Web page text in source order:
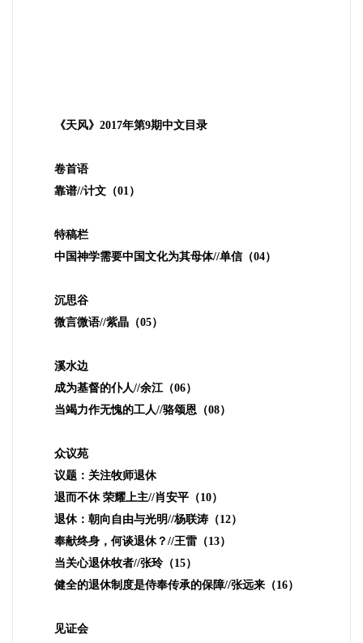
《天风》 2017年第9期中文目录
卷首语
靠谱//计文（01）
特稿栏
中国神学需要中国文化为其母体//单信（04）
沉思谷
微言微语//紫晶（05）
溪水边
成为基督的仆人//余江（06）
当竭力作无愧的工人//骆颂恩（08）
众议苑
议题：关注牧师退休
退而不休 荣耀上主//肖安平（10）
退休：朝向自由与光明//杨联涛（12）
奉献终身，何谈退休？ //王雷（13）
当关心退休牧者//张玲（15）
健全的退休制度是侍奉传承的保障//张远来（16）
见证会